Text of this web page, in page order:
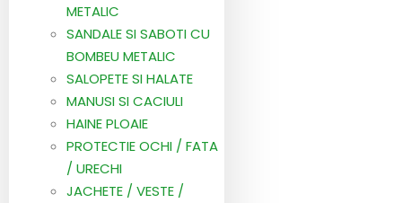
METALIC
SANDALE SI SABOTI CU
BOMBEU METALIC
SALOPETE SI HALATE
MANUSI SI CACIULI
HAINE PLOAIE
PROTECTIE OCHI / FATA
/ URECHI
JACHETE / VESTE /